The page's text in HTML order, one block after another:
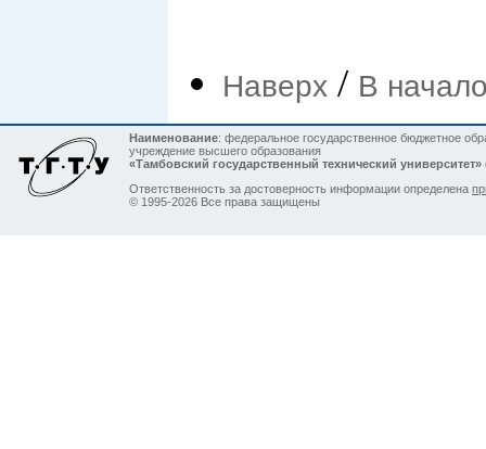
Наверх / В
Наименование: федеральное государственное бюджетное
учреждение высшего образования
«Тамбовский государственный технический
Ответственность за достоверность информации определена
© 1995-2026 Все права защищены